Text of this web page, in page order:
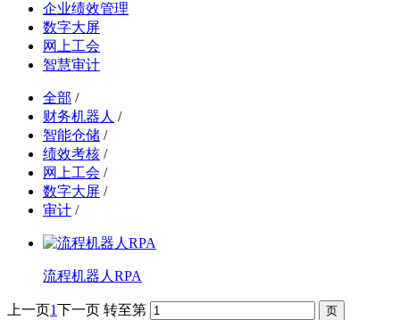
企业绩效管理
数字大屏
网上工会
智慧审计
全部 /
财务机器人 /
智能仓储 /
绩效考核 /
网上工会 /
数字大屏 /
审计 /
流程机器人RPA
上一页1下一页 转至第